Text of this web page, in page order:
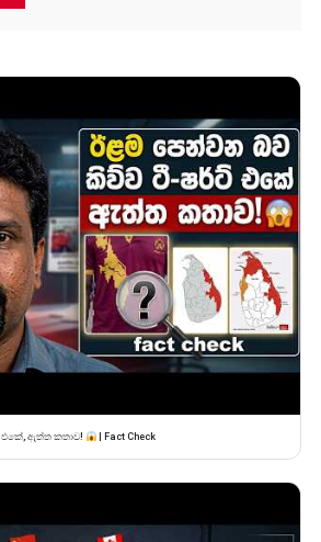
ඇත්ත කතාව! | Fact Check